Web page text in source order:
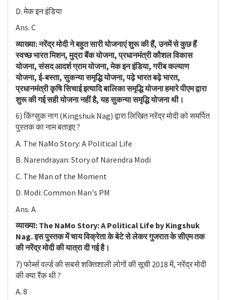
D. मेक इन इंडिया
Ans. C
व्याख्या: नरेंद्र मोदी ने बहुत सारी योजनाएं शुरू की हैं, उनमें से कुछ हैं
स्वच्छ भारत मिशन, मुद्रा बैंक योजना, प्रधानमंत्री कौशल विकास
योजना, संसद आदर्श ग्राम योजना, मेक इन इंडिया, गरीब कल्याण
योजना, ई-बस्ता, सुकन्या समृद्धि योजना, पढ़े भारत बढ़े भारत,
प्रधानमंत्री कृषि सिचाई इत्यादि बालिका समृद्धि योजना हमारे पीएम द्वारा
शुरू की गई सही योजना नहीं है, यह सुकन्या समृद्धि योजना थी।
6) किंग्सुक नाग (Kingshuk Nag) द्वारा लिखित नरेंद्र मोदी को समर्पित
पुस्तक का नाम बताइए ?
A. The NaMo Story: A Political Life
B. Narendrayan: Story of Narendra Modi
C. The Man of the Moment
D. Modi: Common Man's PM
Ans. A
व्याख्या: The NaMo Story: A Political Life by Kingshuk
Nag. इस पुस्तक में चाय विक्रेता के बेटे से लेकर गुजरात के सीएम तक
की नरेंद्र मोदी की यात्रा दी गई है।
7) फोर्ब्स वर्ल्ड की सबसे शक्तिशाली लोगों की सूची 2018 में, नरेंद्र मोदी
की क्या रैंक थी ?
A. 8